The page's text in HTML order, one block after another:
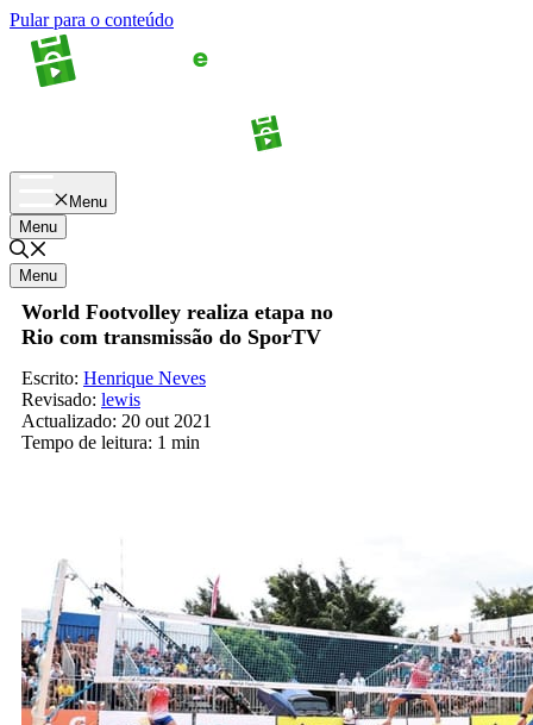
Pular para o conteúdo
Menu
Menu
Menu
World Footvolley realiza etapa no
Rio com transmissão do SporTV
Escrito: Henrique Neves
Revisado: lewis
Actualizado: 20 out 2021
Tempo de leitura: 1 min